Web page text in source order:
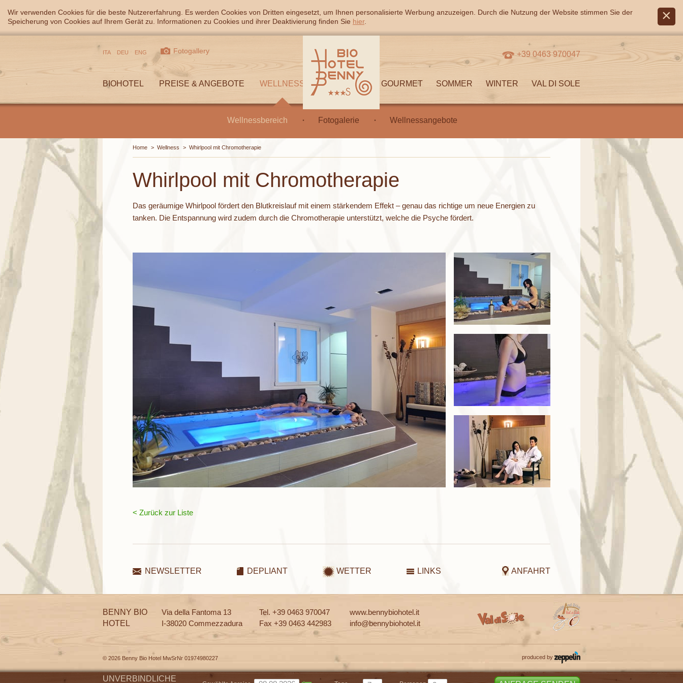
Wir verwenden Cookies für die beste Nutzererfahrung. Es werden Cookies von Dritten eingesetzt, um Ihnen personalisierte Werbung anzuzeigen. Durch die Nutzung der Website stimmen Sie der
Speicherung von Cookies auf Ihrem Gerät zu. Informationen zu Cookies und ihrer Deaktivierung finden Sie hier.
BIOHOTEL PREISE & ANGEBOTE WELLNESS GOURMET SOMMER WINTER VAL DI SOLE
Wellnessbereich Fotogalerie Wellnessangebote
ITA DEU ENG Fotogallery +39 0463 970047
Whirlpool mit Chromotherapie
Das geräumige Whirlpool fördert den Blutkreislauf mit einem stärkendem Effekt – genau das richtige um neue Energien zu
tanken. Die Entspannung wird zudem durch die Chromotherapie unterstützt, welche die Psyche fördert.
< Zurück zur Liste
Home > Wellness > Whirlpool mit Chromotherapie
NEWSLETTER DEPLIANT WETTER LINKS ANFAHRT
BENNY BIO
HOTEL
Via della Fantoma 13
I-38020 Commezzadura
Tel. +39 0463 970047
Fax +39 0463 442983
www.bennybiohotel.it
info@bennybiohotel.it
© 2026 Benny Bio Hotel MwSrNr 01974980227 produced by
UNVERBINDLICHE